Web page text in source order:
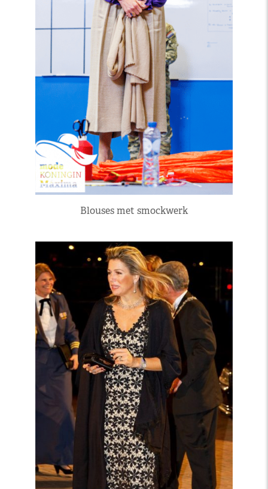
Blouses met smockwerk